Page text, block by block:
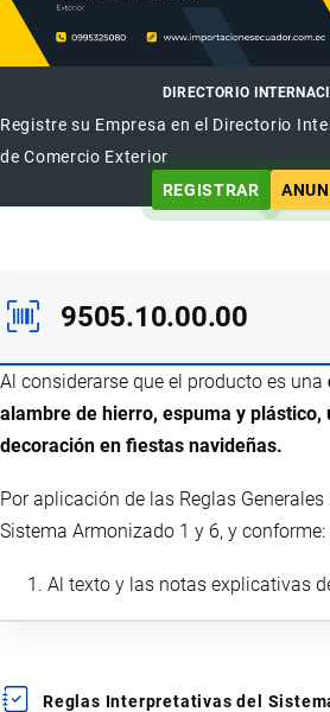
DIRECTORIO
Registre su Empresa en el Directorio
de Comercio Exterior
REGISTRAR
9505.10.00.00
Al considerarse que el producto es una
alambre de hierro, espuma y plástico,
decoración en fiestas navideñas.
Por aplicación de las Reglas
Sistema Armonizado 1 y 6, y conforme:
Al texto y las notas explicativas
Reglas Interpretativas del